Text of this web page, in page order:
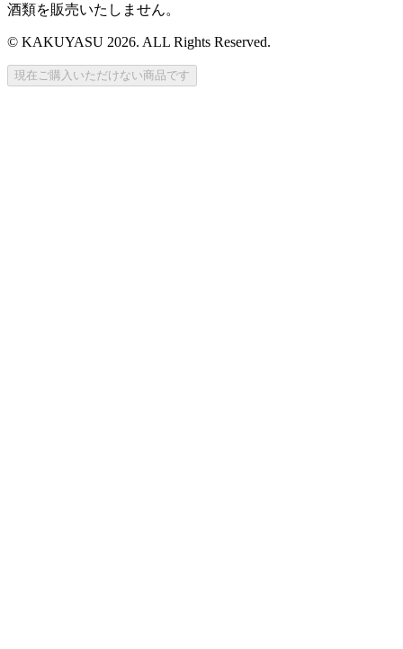
酒類を販売いたしません。
© KAKUYASU 2026. ALL Rights Reserved.
現在ご購入いただけない商品です